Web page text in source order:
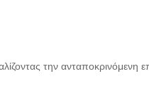
την ανταποκρινόμενη